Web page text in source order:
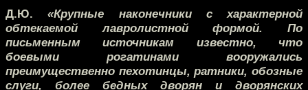
Д.Ю.«Крупные наконечники с характерной
обтекаемой лавролистной формой. По
письменным источникам известно, что
боевыми рогатинами вооружались
преимущественно пехотинцы, ратники, обозные
слуги, более бедных дворян и дворянских